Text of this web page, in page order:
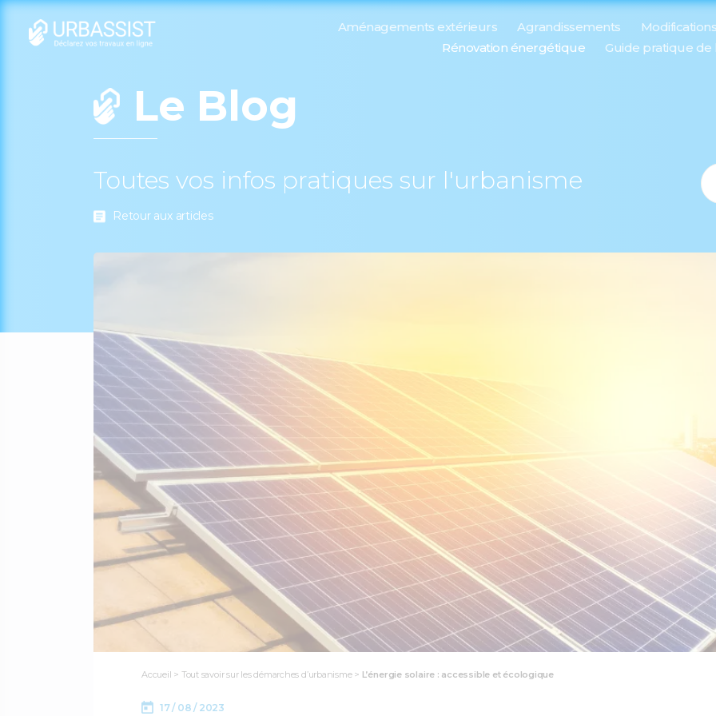
Aménagements extérieurs Agrandissements
Rénovation énergétique
Guide pratique de
Le Blog
Toutes vos infos pratiques sur l'urbanisme
Retour aux articles
Accueil > Tout savoir sur les démarches d’urbanisme> L’énergie solaire : accessible et écologique
17 / 08 / 2023